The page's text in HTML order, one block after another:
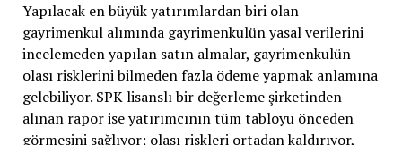
Yapılacak en büyük yatırımlardan biri olan
gayrimenkul alımında gayrimenkulün yasal verilerini
incelemeden yapılan satın almalar, gayrimenkulün
olası risklerini bilmeden fazla ödeme yapmak anlamına
gelebiliyor. SPK lisanslı bir değerleme şirketinden
alınan rapor ise yatırımcının tüm tabloyu önceden
görmesini sağlıyor; olası riskleri ortadan kaldırıyor,